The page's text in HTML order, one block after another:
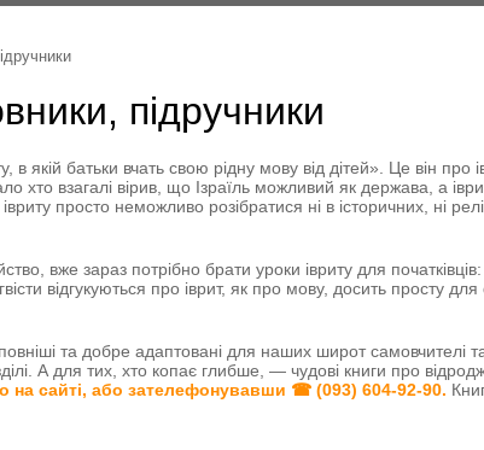
підручники
в якій батьки вчать свою рідну мову від дітей» . Це він про
хто взагалі вірив, що Ізраїль можливий як держава, а
просто неможливо розібратися ні в історичних, ні
вже зараз потрібно брати уроки івриту для початківців:
відгукуються про іврит, як про мову, досить просту
та добре адаптовані для наших широт самовчителі
А для тих, хто копає глибше, — чудові книги про
на сайті, або зателефонувавши ☎ (093) 604-92-90.